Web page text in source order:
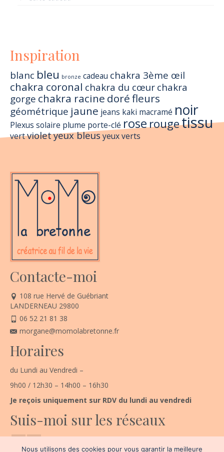
Inspiration
blanc bleu bronze cadeau chakra 3ème œil
chakra coronal chakra du cœur chakra
gorge chakra racine doréfleurs
géométrique jaune jeans kaki macramé noir
Plexus solaire plume porte-clé roserougetissu
vertvioletyeux bleusyeux verts
Contacte-moi
108 rue Hervé de Guébriant
LANDERNEAU 29800
06 52 21 81 38
morgane@momolabretonne.fr
Horaires
du Lundi au Vendredi –
9h00 / 12h30 – 14h00 – 16h30
Je reçois uniquement sur RDV du lundi au vendredi
Suis-moi sur les réseaux
Nous utilisons des cookies pour vous garantir la meilleure